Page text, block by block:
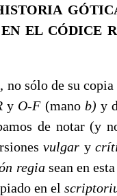
EL CÓDICE
, no sólo de su
y O-F (mano b)y
de notar (y
vulgar y
regia sean en
en el